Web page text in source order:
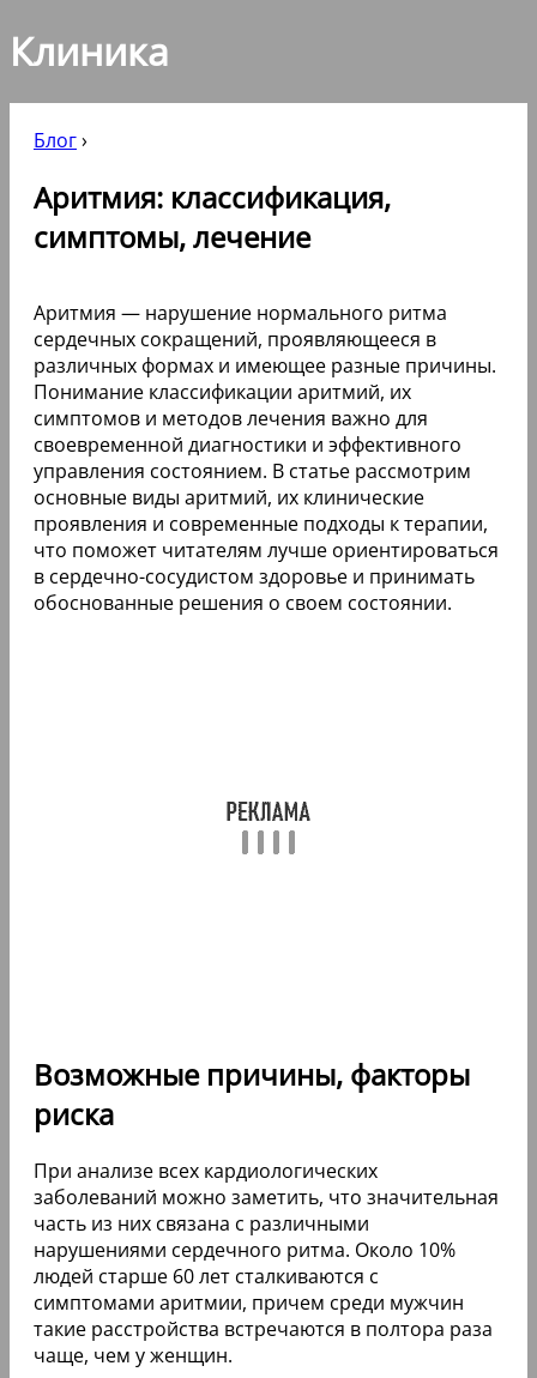
Клиника
Блог›
Аритмия: классификация,
симптомы, лечение
Аритмия — нарушение нормального ритма
сердечных сокращений, проявляющееся в
различных формах и имеющее разные причины.
Понимание классификации аритмий, их
симптомов и методов лечения важно для
своевременной диагностики и эффективного
управления состоянием. В статье рассмотрим
основные виды аритмий, их клинические
проявления и современные подходы к терапии,
что поможет читателям лучше ориентироваться
в сердечно-сосудистом здоровье и принимать
обоснованные решения о своем состоянии.
Возможные причины, факторы
риска
При анализе всех кардиологических
заболеваний можно заметить, что значительная
часть из них связана с различными
нарушениями сердечного ритма. Около 10%
людей старше 60 лет сталкиваются с
симптомами аритмии, причем среди мужчин
такие расстройства встречаются в полтора раза
чаще, чем у женщин.